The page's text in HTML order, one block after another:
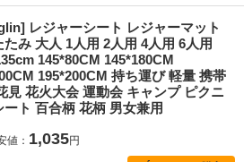
レジャーシート レジャーマット
たみ 大人 1人用 2人用 4人用 6人用
145*80CM 145*180CM
195*200CM 持ち運び 軽量 携帯
見 花火大会 運動会 キャンプ ピクニ
ート 百合柄 花柄 男女兼用
値： 1,035円